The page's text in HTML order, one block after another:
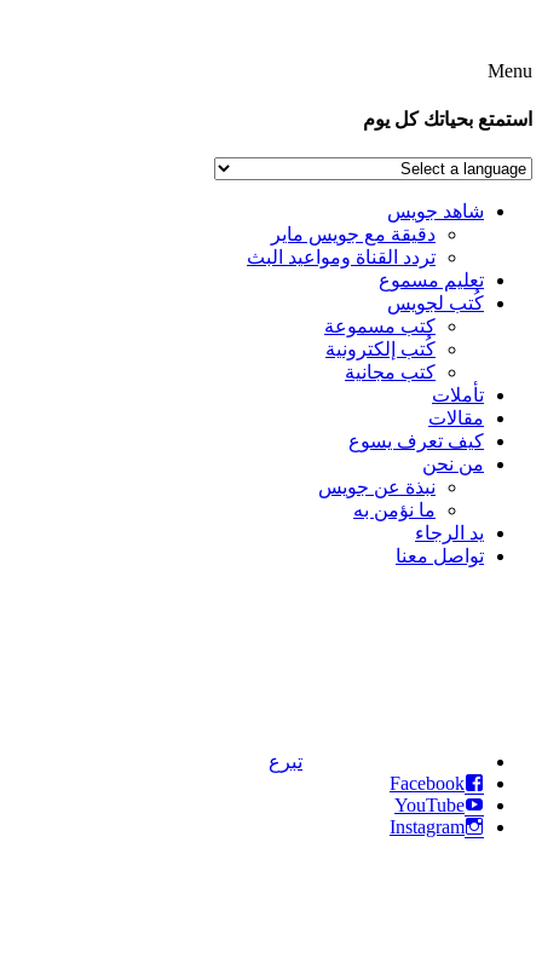
Menu
استمتع بحياتك كل يوم
شاهد جويس
دقيقة مع جويس ماير
تردد القناة ومواعيد البث
تعليم مسموع
كُتب لجويس
كتب مسموعة
كُتب إلكترونية
كتب مجانية
تأملات
مقالات
كيف تعرف يسوع
من نحن
نبذة عن جويس
ما نؤمن به
يد الرجاء
تواصل معنا
تبرع
Facebook
YouTube
Instagram